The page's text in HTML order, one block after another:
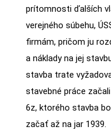
prítomnosti ďalších
verejného súbehu,
firmám, pričom ju
a náklady na jej
stavba trate
stavebné práce
6z, ktorého stavba
začať až na jar 1939.